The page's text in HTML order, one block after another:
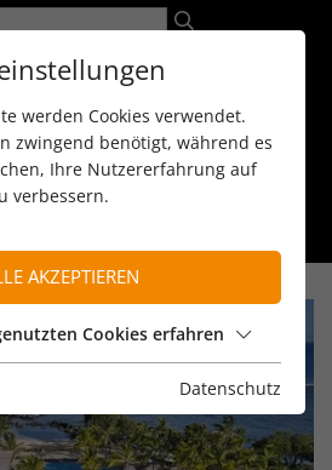
/ 8 11 90 15
werden Cookies verwendet.
zwingend benötigt, während es
Ihre Nutzererfahrung auf
verbessern.
AKZEPTIEREN
Cookies erfahren
Datenschutz